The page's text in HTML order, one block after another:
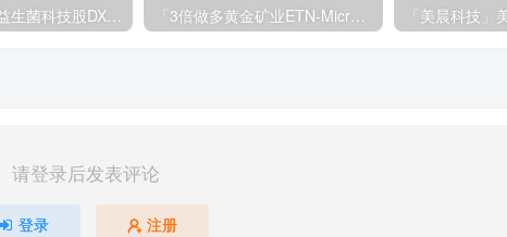
「益生科技」益生菌科技股DXF，市场低估的宝藏，投资潜力解析 「3倍做多黄金矿业ETN-MicroSectors」3倍杠杆黄金矿业ETN，高风险高回报投资秘籍！
请登录后发表评论
登录 注册